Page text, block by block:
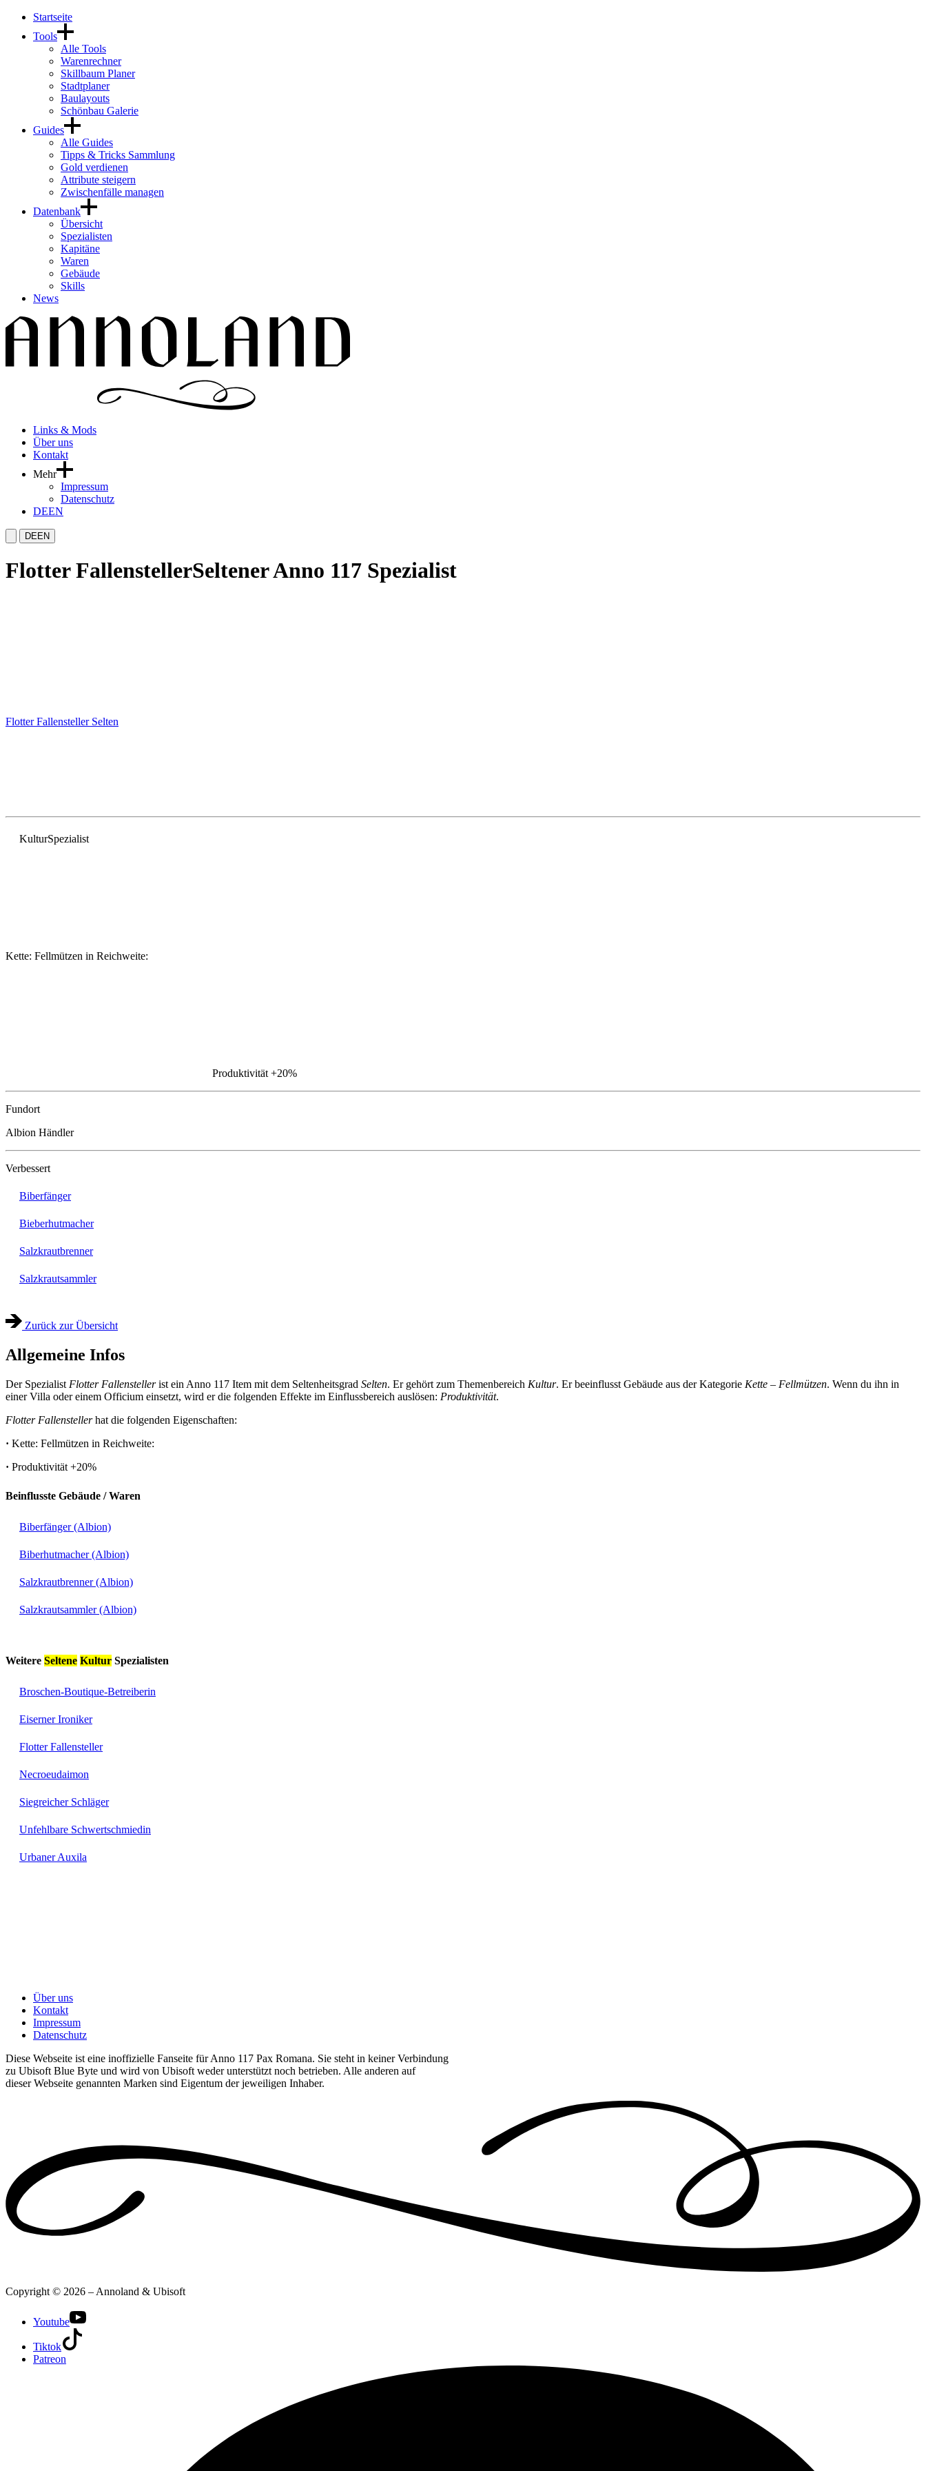
Startseite
Tools
Alle Tools
Warenrechner
Skillbaum Planer
Stadtplaner
Baulayouts
Schönbau Galerie
Guides
Alle Guides
Tipps & Tricks Sammlung
Gold verdienen
Attribute steigern
Zwischenfälle managen
Datenbank
Übersicht
Spezialisten
Kapitäne
Waren
Gebäude
Skills
News
Links & Mods
Über uns
Kontakt
Mehr
Impressum
Datenschutz
DEEN
DEEN
Flotter FallenstellerSeltener Anno 117 Spezialist
Flotter Fallensteller Selten
KulturSpezialist
Kette: Fellmützen in Reichweite:
Produktivität +20%
Fundort
Albion Händler
Verbessert
Biberfänger
Bieberhutmacher
Salzkrautbrenner
Salzkrautsammler
Zurück zur Übersicht
Allgemeine Infos
Der Spezialist Flotter Fallenstellerist ein Anno 117 Item mit dem Seltenheitsgrad Selten. Er gehört zum Themenbereich Kultur. Er beeinflusst Gebäude aus der Kategorie Kette – Fellmützen. Wenn du ihn in
einer Villa oder einem Officium einsetzt, wird er die folgenden Effekte im Einflussbereich auslösen: Produktivität.
Flotter Fallenstellerhat die folgenden Eigenschaften:
· Kette: Fellmützen in Reichweite:
· Produktivität +20%
Beinflusste Gebäude / Waren
Biberfänger (Albion)
Biberhutmacher (Albion)
Salzkrautbrenner (Albion)
Salzkrautsammler (Albion)
Weitere Seltene Kultur Spezialisten
Broschen-Boutique-Betreiberin
Eiserner Ironiker
Flotter Fallensteller
Necroeudaimon
Siegreicher Schläger
Unfehlbare Schwertschmiedin
Urbaner Auxila
Über uns
Kontakt
Impressum
Datenschutz
Diese Webseite ist eine inoffizielle Fanseite für Anno 117 Pax Romana. Sie steht in keiner Verbindung
zu Ubisoft Blue Byte und wird von Ubisoft weder unterstützt noch betrieben. Alle anderen auf
dieser Webseite genannten Marken sind Eigentum der jeweiligen Inhaber.
Copyright © 2026 – Annoland & Ubisoft
Youtube
Tiktok
Patreon